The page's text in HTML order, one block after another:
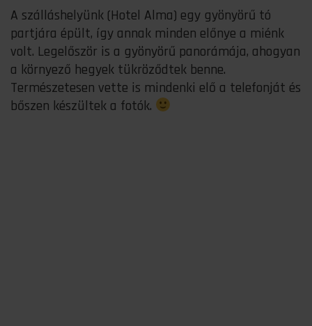
A szálláshelyünk (Hotel Alma) egy gyönyörű tó
partjára épült, így annak minden előnye a miénk
volt. Legelőször is a gyönyörű panorámája, ahogyan
a környező hegyek tükröződtek benne.
Természetesen vette is mindenki elő a telefonját és
bőszen készültek a fotók.